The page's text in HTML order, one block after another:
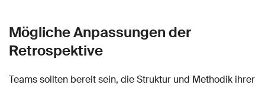
Mögliche Anpassungen der
Retrospektive
Teams sollten bereit sein, die Struktur und Methodik ihrer